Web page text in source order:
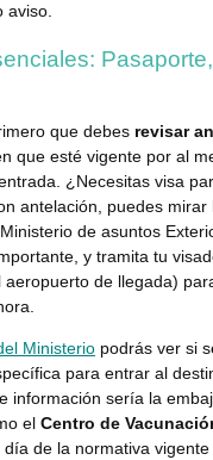
aviso.
que debes revisar
que esté vigente por al
¿Necesitas visa
antelación, puedes mirar
de asuntos
y tramita tu
de llegada)
Ministerio podrás ver si
para entrar al
información sería la
el Centro de
de la normativa